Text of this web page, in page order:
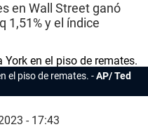
en Wall Street ganó
1,51% y el índice
el piso de remates.
AP/ Ted
- 17:43